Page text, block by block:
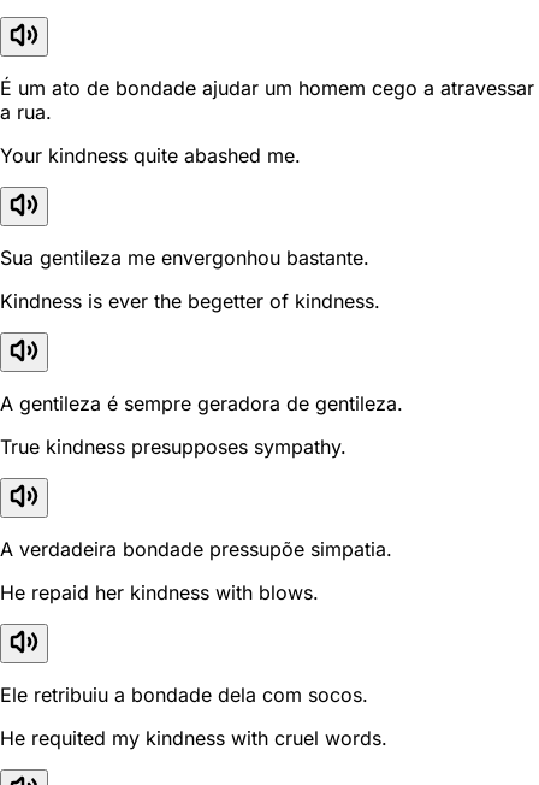
É um ato de bondade ajudar um homem cego a atravessar
a rua.
Your kindness quite abashed me.
Sua gentileza me envergonhou bastante.
Kindness is ever the begetter of kindness.
A gentileza é sempre geradora de gentileza.
True kindness presupposes sympathy.
A verdadeira bondade pressupõe simpatia.
He repaid her kindness with blows.
Ele retribuiu a bondade dela com socos.
He requited my kindness with cruel words.